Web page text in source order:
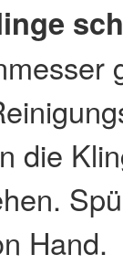
die
Hand.